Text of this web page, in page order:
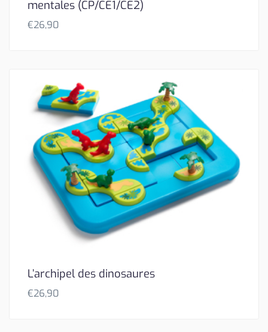
mentales (CP/CE1/CE2)
€26,90
L’archipel des dinosaures
€26,90